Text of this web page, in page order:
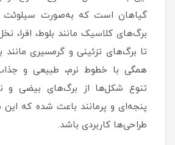
گیاهان است که به‌صورت سیلوئت
برگ‌های کلاسیک مانند بلوط، افرا،
تا برگ‌های تزئینی و گرمسیری مانند
همگی با خطوط نرم، طبیعی و
تنوع شکل‌ها از برگ‌های بیضی و
پنجه‌ای و پرمانند باعث شده که این
طراحی‌ها کاربردی باشد.